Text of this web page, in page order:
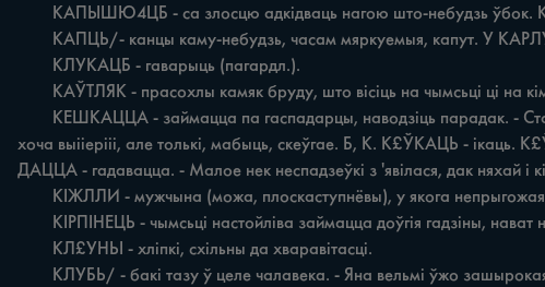
хоча выііерііі, але толькі, мабыць, скеўгае. Б, K. К£ЎКАЦЬ -
ДАЦЦА - гадавацца. - Малое нек неспадзеўкі з 'явілася, дак няхай i